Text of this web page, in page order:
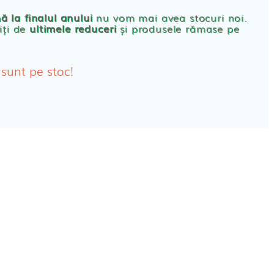
Post-Natale
Incontinenta Urinara
la finalul anuluinu vom mai avea stocuri noi.
de ultimele reduceriși produsele rămase pe
pe stoc!